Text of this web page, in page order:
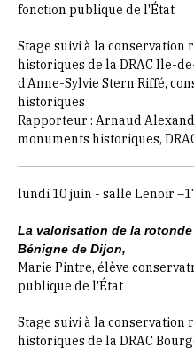
fonction publique de l'État
Stage suivi à la conservation
historiques de la DRAC Ile-
d’Anne-Sylvie Stern Riffé,
historiques
Rapporteur : Arnaud
monuments historiques,
lundi 10 juin - salle Lenoir
La valorisation de la
Bénigne de Dijon,
Marie Pintre, élève
publique de l'État
Stage suivi à la conservation
historiques de la DRAC